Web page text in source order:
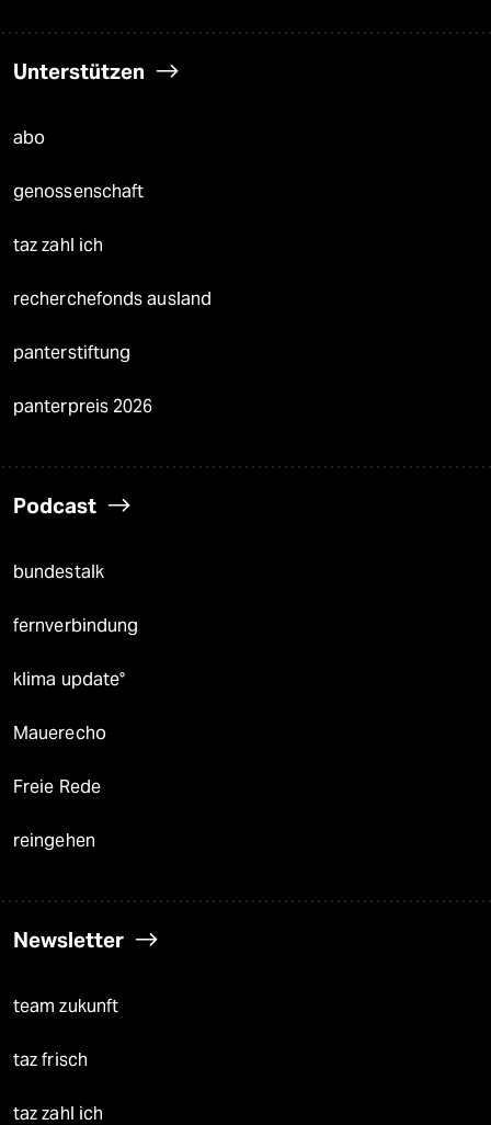
Unterstützen
abo
genossenschaft
taz zahl ich
recherchefonds ausland
panterstiftung
panterpreis 2026
Podcast
bundestalk
fernverbindung
klima update°
Mauerecho
Freie Rede
reingehen
Newsletter
team zukunft
taz frisch
taz zahl ich